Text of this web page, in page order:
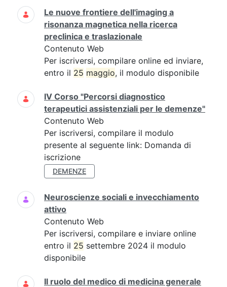
Ricerca
Le nuove frontiere dell'imaging a
risonanza magnetica nella ricerca
preclinica e traslazionale
Contenuto Web
Per iscriversi, compilare online ed inviare,
entro il 25 maggio, il modulo disponibile
IV Corso "Percorsi diagnostico
terapeutici assistenziali per le demenze"
Contenuto Web
Per iscriversi, compilare il modulo
presente al seguente link: Domanda di
iscrizione
DEMENZE
Neuroscienze sociali e invecchiamento
attivo
Contenuto Web
Per iscriversi, compilare e inviare online
entro il 25 settembre 2024 il modulo
disponibile
Il ruolo del medico di medicina generale